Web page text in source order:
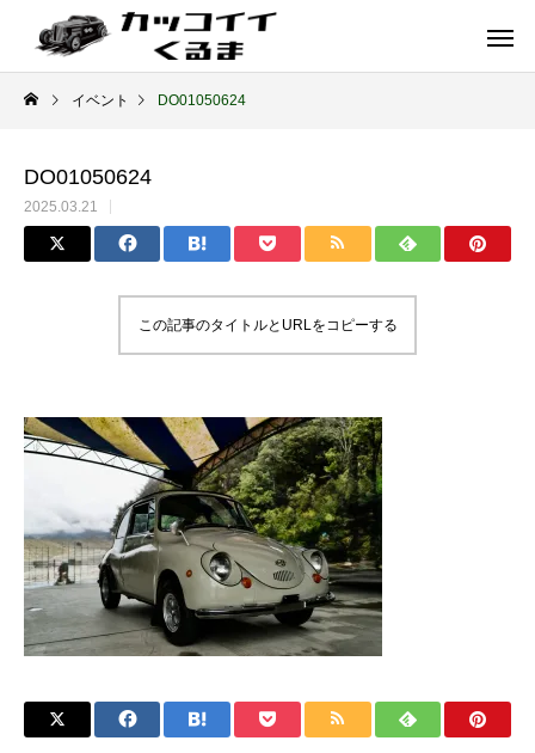
イギリス車
ENGLAND
ドイツ車
GERMANY
イベント DO01050624
DO01050624
2025.03.21
この記事のタイトルとURLをコピーする